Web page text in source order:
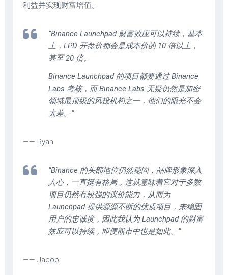
利益并实现财富增值。
“Binance Launchpad 财富效应可以持续，基本
上，LPD 开盘价都会是成本价的 10 倍以上，
甚至 20 倍。
Binance Launchpad 的项目都要通过 Binance
Labs 考核，而 Binance Labs 无疑仍然是加密
领域最顶级的风投机构之一，他们的眼光不会
太差。”
—— Ryan
“Binance 的头部地位仍然稳固，品牌形象深入
人心，一直挺有格局，这就意味着它对于多数
项目仍然有较强的议价能力，从而为
Launchpad 提供源源不断的优质项目，来稳固
用户的忠诚度，因此我认为 Launchpad 的财富
效应可以持续，即便熊市中也是如此。”
—— Jacob